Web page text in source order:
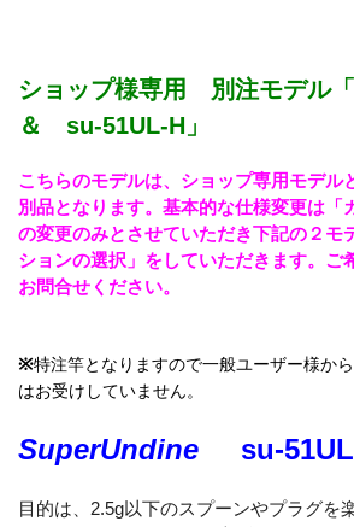
ショップ様専用 別注モデル
＆ su-51UL‐H」
こちらのモデルは、ショップ専用モデル
別品となります。基本的な仕様変更は「
の変更のみとさせていただき下記の２モ
ションの選択」をしていただきます。ご
お問合せくだ
※特注竿となりますので一般ユーザー様か
はお受けしていません。
SuperUndine su-
目的は、2.5g以下のスプーンやプラグを